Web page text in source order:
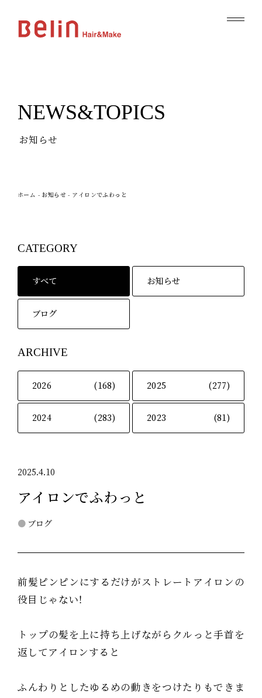
NEWS&TOPICS
お知らせ
ホーム - お知らせ - アイロンでふわっと
CATEGORY
すべて お知らせ
ブログ
ARCHIVE
2026 (168) 2025 (277)
2024 (283) 2023 (81)
2025.4.10
アイロンでふわっと
ブログ
前髪ピンピンにするだけがストレートアイロンの
役目じゃない！
トップの髪を上に持ち上げながらクルっと手首を
返してアイロンすると
ふんわりとしたゆるめの動きをつけたりもできま